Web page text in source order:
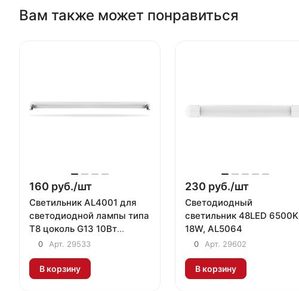
Вам также может понравиться
160 руб./шт
Светильник AL4001 для
светодиодной лампы типа
Т8 цоколь G13 10Вт
(625х33х17мм)
0 Арт. 29533
В корзину
230 руб./шт
Светодиодный
светильник 48LED 6500K
18W, AL5064
0 Арт. 29602
В корзину